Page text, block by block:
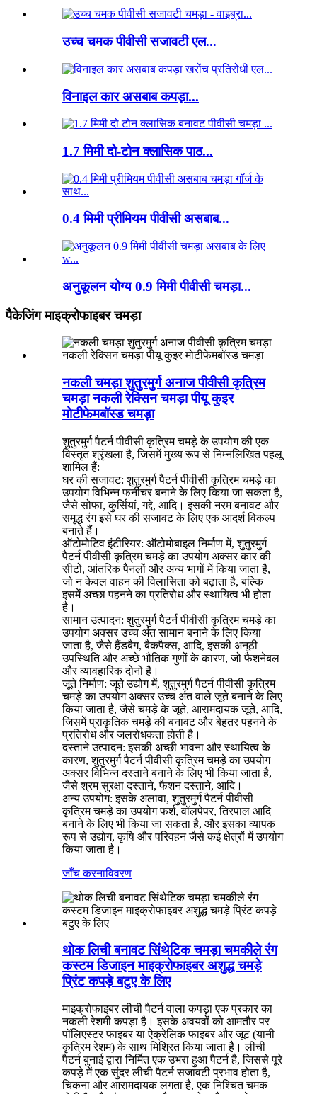
उच्च चमक पीवीसी सजावटी एल...
विनाइल कार असबाब कपड़ा...
1.7 मिमी दो-टोन क्लासिक पाठ...
0.4 मिमी प्रीमियम पीवीसी असबाब...
अनुकूलन योग्य 0.9 मिमी पीवीसी चमड़ा...
पैकेजिंग माइक्रोफाइबर चमड़ा
नकली चमड़ा शुतुरमुर्ग अनाज पीवीसी कृत्रिम
चमड़ा नकली रेक्सिन चमड़ा पीयू कुइर
मोटीफेमबॉस्ड चमड़ा
शुतुरमुर्ग पैटर्न पीवीसी कृत्रिम चमड़े के उपयोग की एक
विस्तृत श्रृंखला है, जिसमें मुख्य रूप से निम्नलिखित पहलू
शामिल हैं:
घर की सजावट: शुतुरमुर्ग पैटर्न पीवीसी कृत्रिम चमड़े का
उपयोग विभिन्न फर्नीचर बनाने के लिए किया जा सकता है,
जैसे सोफा, कुर्सियां, गद्दे, आदि। इसकी नरम बनावट और
समृद्ध रंग इसे घर की सजावट के लिए एक आदर्श विकल्प
बनाते हैं।
‌ऑटोमोटिव इंटीरियर‌: ऑटोमोबाइल निर्माण में, शुतुरमुर्ग
पैटर्न पीवीसी कृत्रिम चमड़े का उपयोग अक्सर कार की
सीटों, आंतरिक पैनलों और अन्य भागों में किया जाता है,
जो न केवल वाहन की विलासिता को बढ़ाता है, बल्कि
इसमें अच्छा पहनने का प्रतिरोध और स्थायित्व भी होता
है।
सामान उत्पादन: शुतुरमुर्ग पैटर्न पीवीसी कृत्रिम चमड़े का
उपयोग अक्सर उच्च अंत सामान बनाने के लिए किया
जाता है, जैसे हैंडबैग, बैकपैक्स, आदि, इसकी अनूठी
उपस्थिति और अच्छे भौतिक गुणों के कारण, जो फैशनेबल
और व्यावहारिक दोनों है।
जूते निर्माण: जूते उद्योग में, शुतुरमुर्ग पैटर्न पीवीसी कृत्रिम
चमड़े का उपयोग अक्सर उच्च अंत वाले जूते बनाने के लिए
किया जाता है, जैसे चमड़े के जूते, आरामदायक जूते, आदि,
जिसमें प्राकृतिक चमड़े की बनावट और बेहतर पहनने के
प्रतिरोध और जलरोधकता होती है।
दस्ताने उत्पादन: इसकी अच्छी भावना और स्थायित्व के
कारण, शुतुरमुर्ग पैटर्न पीवीसी कृत्रिम चमड़े का उपयोग
अक्सर विभिन्न दस्ताने बनाने के लिए भी किया जाता है,
जैसे श्रम सुरक्षा दस्ताने, फैशन दस्ताने, आदि।
अन्य उपयोग: इसके अलावा, शुतुरमुर्ग पैटर्न पीवीसी
कृत्रिम चमड़े का उपयोग फर्श, वॉलपेपर, तिरपाल आदि
बनाने के लिए भी किया जा सकता है, और इसका व्यापक
रूप से उद्योग, कृषि और परिवहन जैसे कई क्षेत्रों में उपयोग
किया जाता है।
जाँच करनाविवरण
थोक लिची बनावट सिंथेटिक चमड़ा चमकीले रंग
कस्टम डिजाइन माइक्रोफाइबर अशुद्ध चमड़े
प्रिंट कपड़े बटुए के लिए
माइक्रोफाइबर लीची पैटर्न वाला कपड़ा एक प्रकार का
नकली रेशमी कपड़ा है। इसके अवयवों को आमतौर पर
पॉलिएस्टर फाइबर या ऐक्रेलिक फाइबर और जूट (यानी
कृत्रिम रेशम) के साथ मिश्रित किया जाता है। लीची
पैटर्न बुनाई द्वारा निर्मित एक उभरा हुआ पैटर्न है, जिससे पूरे
कपड़े में एक सुंदर लीची पैटर्न सजावटी प्रभाव होता है,
चिकना और आरामदायक लगता है, एक निश्चित चमक